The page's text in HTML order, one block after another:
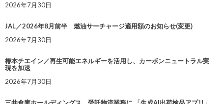
2026年7月30日
JAL／2026年8月前半 燃油サーチャージ適用額のお知らせ(変更)
2026年7月30日
椿本チエイン／再生可能エネルギーを活用し、カーボンニュートラル実
現を加速
2026年7月30日
三井倉庫ホールディングス、受託物流業務に 「生成AI出荷検品アプリ」